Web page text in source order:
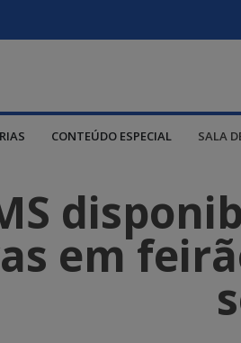
CONTEÚDO ESPECIAL SALA
em